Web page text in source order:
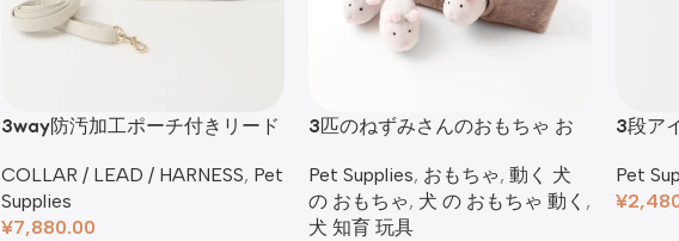
3way防汚加工ポーチ付きリード
COLLAR / LEAD / HARNESS, Pet
Supplies
¥7,880.00
3匹のねずみさんのおもちゃ お
Pet Supplies, おもちゃ, 動く 犬
の おもちゃ, 犬 の おもちゃ 動く ,
犬 知育 玩具
3段ア
Pet
¥